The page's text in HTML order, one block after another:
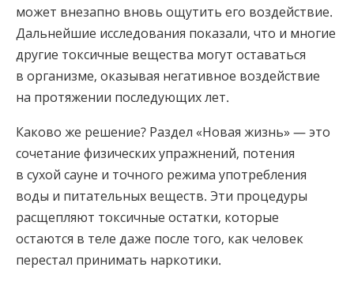
может внезапно вновь ощутить его воздействие.
Дальнейшие исследования показали, что и многие
другие токсичные вещества могут оставаться
в организме, оказывая негативное воздействие
на протяжении последующих лет.
Каково же решение? Раздел «Новая жизнь» — это
сочетание физических упражнений, потения
в сухой сауне и точного режима употребления
воды и питательных веществ. Эти процедуры
расщепляют токсичные остатки, которые
остаются в теле даже после того, как человек
перестал принимать наркотики.